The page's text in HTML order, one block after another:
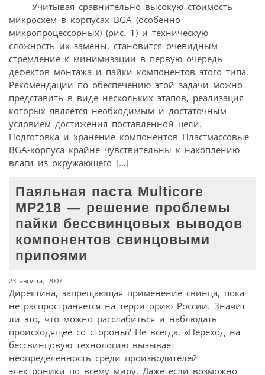
Учитывая сравнительно высокую стоимость
микросхем в корпусах BGA (особенно
микропроцессорных) (рис. 1) и техническую
сложность их замены, становится очевидным
стремление к минимизации в первую очередь
дефектов монтажа и пайки компонентов этого типа.
Рекомендации по обеспечению этой задачи можно
представить в виде нескольких этапов, реализация
которых является необходимым и достаточным
условием достижения поставленной цели.
Подготовка и хранение компонентов Пластмассовые
BGA-корпуса крайне чувствительны к накоплению
влаги из окружающего […]
Паяльная паста Multicore
MP218 — решение проблемы
пайки бессвинцовых выводов
компонентов свинцовыми
припоями
23 августа, 2007
Директива, запрещающая применение свинца, пока
не распространяется на территорию России. Значит
ли это, что можно расслабиться и наблюдать
происходящее со стороны? Не всегда. «Переход на
бессвинцовую технологию вызывает
неопределенность среди производителей
электроники по всему миру. Даже если возможно